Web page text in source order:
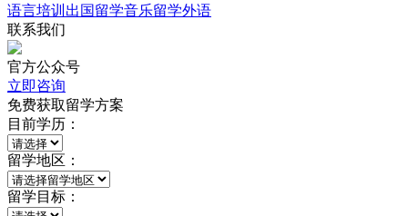
语言培训 出国留学音乐留学外语
联系我们
官方公众号
立即咨询
免费获取留学方案
目前学历：
留学地区：
留学目标：